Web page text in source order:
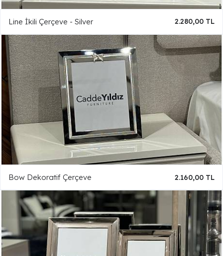
Line İkili Çerçeve - Silver 2.280,00 TL
Bow Dekoratif Çerçeve 2.160,00 TL